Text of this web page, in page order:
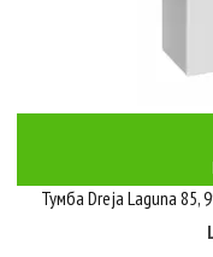
Тумба Dreja Laguna 85,